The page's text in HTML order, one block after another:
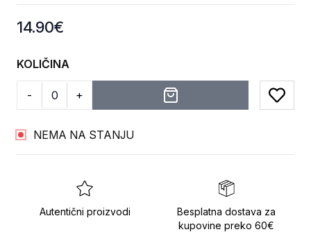
Product information
14.90€
KOLIČINA
- +
Add
NEMA NA STANJU
Autentični proizvodi
Besplatna dostava za
kupovine preko 60€